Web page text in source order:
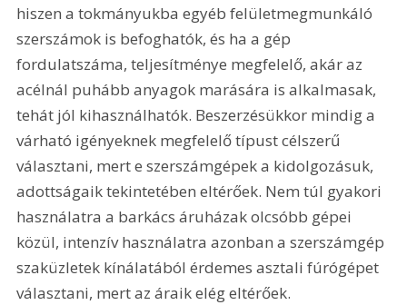
hiszen a tokmányukba egyéb felületmegmunkáló
szerszámok is befoghatók, és ha a gép
fordulatszáma, teljesítménye megfelelő, akár az
acélnál puhább anyagok marására is alkalmasak,
tehát jól kihasználhatók. Beszerzésükkor mindig a
várható igényeknek megfelelő típust célszerű
választani, mert e szerszámgépek a kidolgozásuk,
adottságaik tekintetében eltérőek. Nem túl gyakori
használatra a barkács áruházak olcsóbb gépei
közül, intenzív használatra azonban a szerszámgép
szaküzletek kínálatából érdemes asztali fúrógépet
választani, mert az áraik elég eltérőek.